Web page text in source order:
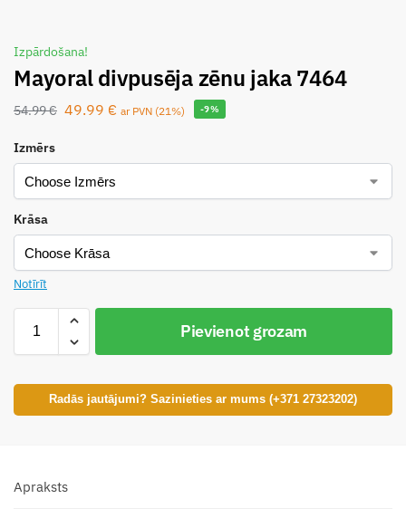
Izpārdošana!
Mayoral divpusēja zēnu jaka 7464
54.99€ 49.99 € ar PVN (21%) -9%
Izmērs
Krāsa
Notīrīt
Pievienot grozam
Radās jautājumi? Sazinieties ar mums (+371 27323202)
Apraksts